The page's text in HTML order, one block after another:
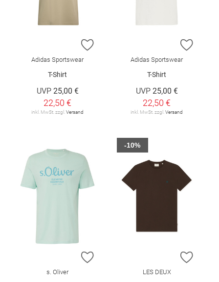
ZUR WUNSCHLISTE HINZUFÜGEN
Adidas Sportswear
T-Shirt
UVP 25,00 €
22,50 €
inkl. MwSt. zzgl. Versand
ZUR
Adidas Sportswear
T-Shirt
UVP 25,00 €
22,50 €
inkl. MwSt. zzgl. Versand
ZUR WUNSCHLISTE HINZUFÜGEN
s. Oliver
ZUR
LES DEUX
-10%